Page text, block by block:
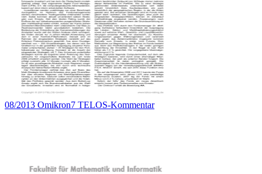
08/2013 Omikron7 TELOS-Kommentar